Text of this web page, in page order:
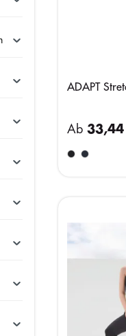
ADAPT
Ab 33,44